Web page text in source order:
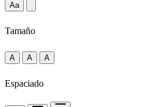
Aa
Tamaño
A A A
Espaciado